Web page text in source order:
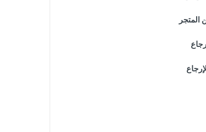
المتجر